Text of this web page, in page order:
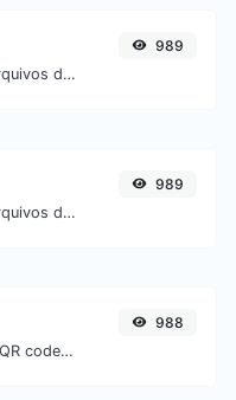
Converta facilmente arquivos de imagem JPG para WEBP.
989
Converta facilmente arquivos de imagem JPG para ICO.
989
Envie uma imagem de QR code e extraia os dados.
988